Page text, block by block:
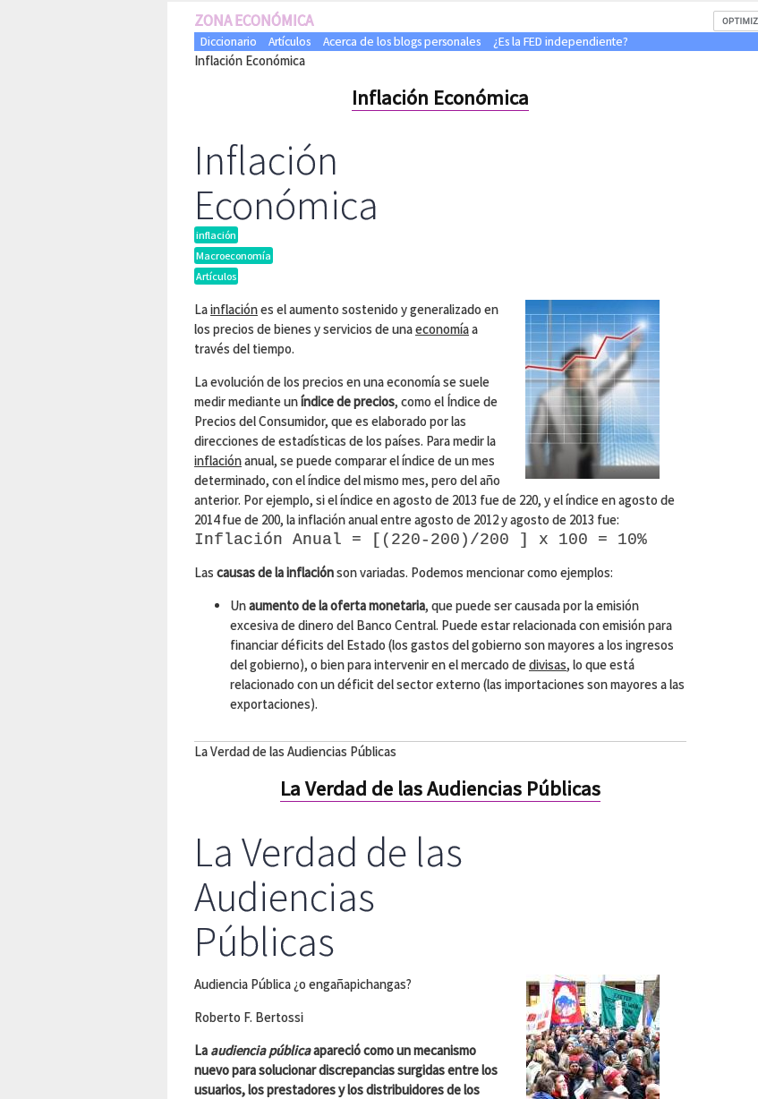
ZONA ECONÓMICA
Diccionario Artículos Acerca de los blogs personales ¿Es la FED independiente?
Inflación Económica
Inflación Económica
Inflación
Económica
inflación
Macroeconomía
Artículos
Lainflaciónes el aumento sostenido y generalizado en
los precios de bienes y servicios de unaeconomíaa
través del tiempo.
La evolución de los precios en una economía se suele
medir mediante uníndice de precios, como el Índice de
Precios del Consumidor, que es elaborado por las
direcciones de estadísticas de los países. Para medir la
inflaciónanual, se puede comparar el índice de un mes
determinado, con el índice del mismo mes, pero del año
anterior. Por ejemplo, si el índice en agosto de 2013 fue de 220, y el índice en agosto de
2014 fue de 200, la inflación anual entre agosto de 2012 y agosto de 2013 fue:
Inflación Anual = [(220-200)/200 ] x 100 = 10%
Las causas de la inflaciónson variadas. Podemos mencionar como ejemplos:
Unaumento de la oferta monetaria, que puede ser causada por la emisión
excesiva de dinero del Banco Central. Puede estar relacionada con emisión para
financiar déficits del Estado (los gastos del gobierno son mayores a los ingresos
del gobierno), o bien para intervenir en el mercado dedivisas, lo que está
relacionado con un déficit del sector externo (las importaciones son mayores a las
exportaciones).
La Verdad de las Audiencias Públicas
La Verdad de las Audiencias Públicas
La Verdad de las
Audiencias
Públicas
Audiencia Pública ¿o engañapichangas?
Roberto F. Bertossi
La audiencia públicaapareció como un mecanismo
nuevo para solucionar discrepancias surgidas entre los
usuarios, los prestadores y los distribuidores de los